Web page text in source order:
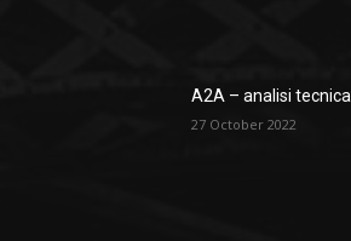
A2A – analisi tecnica
27 October 2022